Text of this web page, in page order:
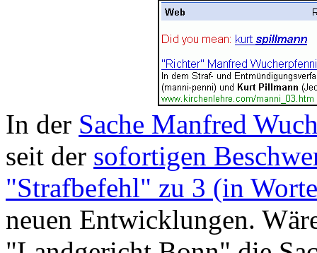
In der Sache Manfred
seit der sofortigen
"Strafbefehl" zu 3 (in
neuen Entwicklungen.